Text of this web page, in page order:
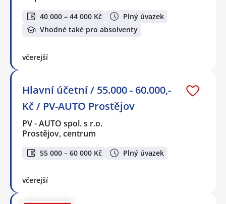
40 000 – 44 000 Kč
Plný úvazek
Vhodné také pro absolventy
včerejší
Hlavní účetní / 55.000 - 60.000,-
Kč / PV-AUTO Prostějov
PV - AUTO spol. s r.o.
Prostějov, centrum
55 000 – 60 000 Kč Plný úvazek
včerejší